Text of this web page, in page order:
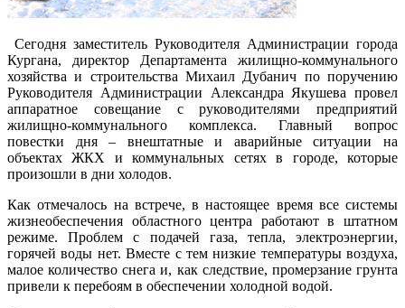
Сегодня заместитель Руководителя Администрации города
Кургана, директор Департамента жилищно-коммунального
хозяйства и строительства Михаил Дубанич по поручению
Руководителя Администрации Александра Якушева провел
аппаратное совещание с руководителями предприятий
жилищно-коммунального комплекса. Главный вопрос
повестки дня – внештатные и аварийные ситуации на
объектах ЖКХ и коммунальных сетях в городе, которые
произошли в дни холодов.
Как отмечалось на встрече, в настоящее время все системы
жизнеобеспечения областного центра работают в штатном
режиме. Проблем с подачей газа, тепла, электроэнергии,
горячей воды нет. Вместе с тем низкие температуры воздуха,
малое количество снега и, как следствие, промерзание грунта
привели к перебоям в обеспечении холодной водой.